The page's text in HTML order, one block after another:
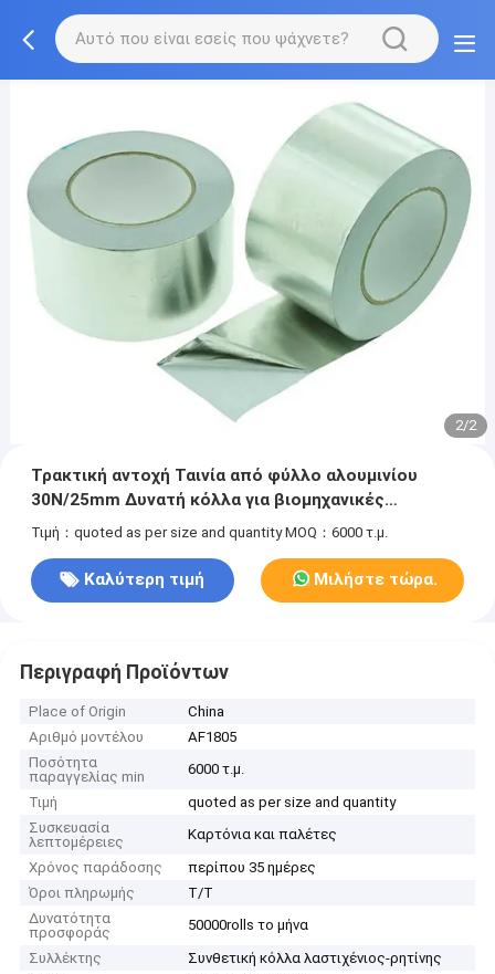
2/2
Τρακτική αντοχή Ταινία από φύλλο αλουμινίου
30N/25mm Δυνατή κόλλα για βιομηχανικές
συσκευασίες
Τιμή：quoted as per size and quantity MOQ：6000 τ.μ.
Καλύτερη τιμή Μιλήστε τώρα.
Περιγραφή Προϊόντων
Place of Origin
China
Αριθμό μοντέλου
AF1805
Ποσότητα
παραγγελίας min
6000 τ.μ.
Τιμή
quoted as per size and quantity
Συσκευασία
λεπτομέρειες
Καρτόνια και παλέτες
Χρόνος παράδοσης
περίπου 35 ημέρες
Όροι πληρωμής
Τ/Τ
Δυνατότητα
προσφοράς
50000rolls το μήνα
Συλλέκτης
Συνθετική κόλλα λαστιχένιος-ρητίνης